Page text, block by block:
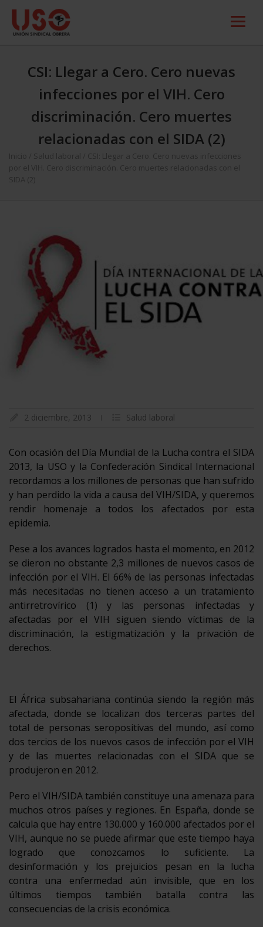
CSI: Llegar a Cero. Cero nuevas
infecciones por el VIH. Cero
discriminación. Cero muertes
relacionadas con el SIDA (2)
Inicio Salud laboral
CSI: Llegar a Cero. Cero nuevas infecciones
por el VIH. Cero discriminación. Cero muertes relacionadas con el
SIDA (2)
2 diciembre, 2013 Salud laboral
Con ocasión del Día Mundial de la Lucha contra el SIDA
2013, la USO y la Confederación Sindical Internacional
recordamos a los millones de personas que han sufrido
y han perdido la vida a causa del VIH/SIDA, y queremos
rendir homenaje a todos los afectados por esta
epidemia.
Pese a los avances logrados hasta el momento, en 2012
se dieron no obstante 2,3 millones de nuevos casos de
infección por el VIH. El 66% de las personas infectadas
más necesitadas no tienen acceso a un tratamiento
antirretrovírico (1) y las personas infectadas y
afectadas por el VIH siguen siendo víctimas de la
discriminación, la estigmatización y la privación de
derechos.
El África subsahariana continúa siendo la región más
afectada, donde se localizan dos terceras partes del
total de personas seropositivas del mundo, así como
dos tercios de los nuevos casos de infección por el VIH
y de las muertes relacionadas con el SIDA que se
produjeron en 2012.
Pero el VIH/SIDA también constituye una amenaza para
muchos otros países y regiones. En España, donde se
calcula que hay entre 130.000 y 160.000 afectados por el
VIH, aunque no se puede afirmar que este tiempo haya
logrado que conozcamos lo suficiente. La
desinformación y los prejuicios pesan en la lucha
contra una enfermedad aún invisible, que en los
últimos tiempos también batalla contra las
consecuencias de la crisis económica.